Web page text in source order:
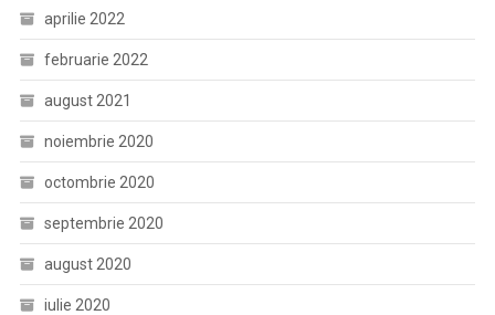
aprilie 2022
februarie 2022
august 2021
noiembrie 2020
octombrie 2020
septembrie 2020
august 2020
iulie 2020